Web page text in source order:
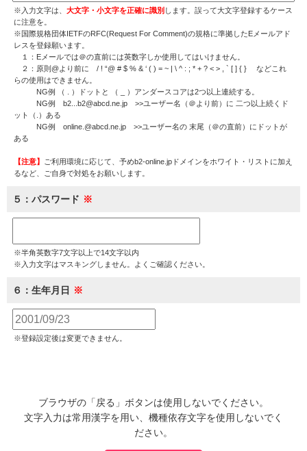
※入力文字は、 大文字・小文字を正確に識別 します。誤って大文字登録するケース
に注意を。
※国際規格団体IETFのRFC(Request For Comment)の規格に準拠したEメールアド
レスを登録願います。
１：Eメールでは＠の直前には英数字しか使用してはいけません。
２：原則@より前に / ! “@ # $ % & ‘ ( ) = ~ | \ ^ : ; * + ? < > , ` [ ] { } などこれ
らの使用はできません。
NG例 （ . ）ドットと （ _ ）アンダースコアは2つ以上連続する。
NG例 b2...b2@abcd.ne.jp >>ユーザー名（＠より前）に 二つ以上続くド
ット（.）ある
NG例 online.@abcd.ne.jp >>ユーザー名の 末尾（＠の直前）にドットが
ある
【注意】
ご利用環境に応じて、予めb2-online.jpドメインをホワイト・リストに加え
るなど、ご自身で対処をお願いします。
５：パスワード
※半角英数字7文字以上で14文字以内
※入力文字はマスキングしません。よくご確認ください。
６：生年月日
※登録設定後は変更できません。
ブラウザの「戻る」ボタンは使用しないでください。
文字入力は常用漢字を用い、機種依存文字を使用しないでく
ださい。